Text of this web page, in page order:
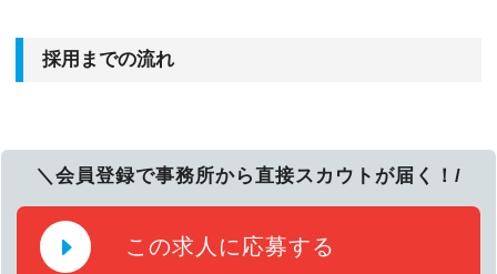
採用までの流れ
＼会員登録で事務所から直接スカウトが届く！/
この求人に応募する